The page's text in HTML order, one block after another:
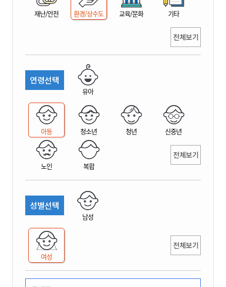
재난/안전 환경/상수도 교육/문화 기타
전체보기
연령선택
유아
아동 청소년 청년 신중년
노인 복합
전체보기
성별선택
남성
여성
전체보기